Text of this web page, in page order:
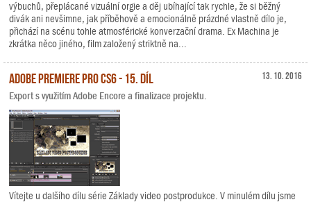
výbuchů, přeplácané vizuální orgie a děj ubíhající tak rychle, že si běžný
divák ani nevšimne, jak příběhově a emocionálně prázdné vlastně dílo je,
přichází na scénu tohle atmosférické konverzační drama. Ex Machina je
zkrátka něco jiného, film založený striktně na...
13. 10. 2016
Adobe Premiere Pro CS6 - 15. díl
Export s využitím Adobe Encore a finalizace projektu.
Vítejte u dalšího dílu série Základy video postprodukce. V minulém dílu jsme